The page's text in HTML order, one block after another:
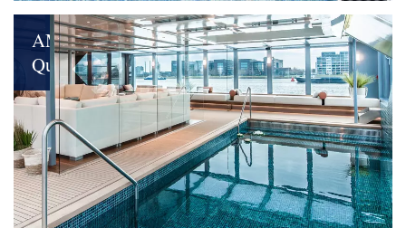
AMADEUS
Queen
Gekrönte
Glücksmomente